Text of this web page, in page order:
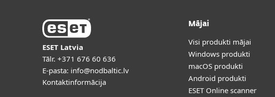
ESET Latvia
Tālr. +371 676 60 636
E-pasta: info@nodbaltic.lv
Kontaktinformācija
Mājai
Visi produkti mājai
Windows produkti
macOS produkti
Android produkti
ESET Online scanner